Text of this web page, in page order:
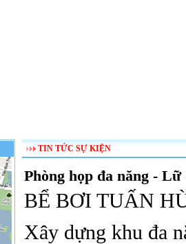
TIN TỨC SỰ KIỆN
Phòng họp đa năng - Lữ
BỂ BƠI TUẤN
Xây dựng khu đa